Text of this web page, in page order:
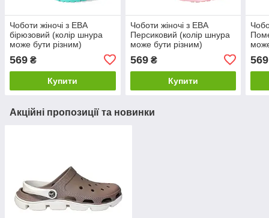
Чоботи жіночі з ЕВА
бірюзовий (колір шнура
може бути різним)
569 ₴
Купити
Чоботи жіночі з ЕВА
Персиковий (колір шнура
може бути різним)
569₴
Купити
569
Акційні пропозиції та новинки